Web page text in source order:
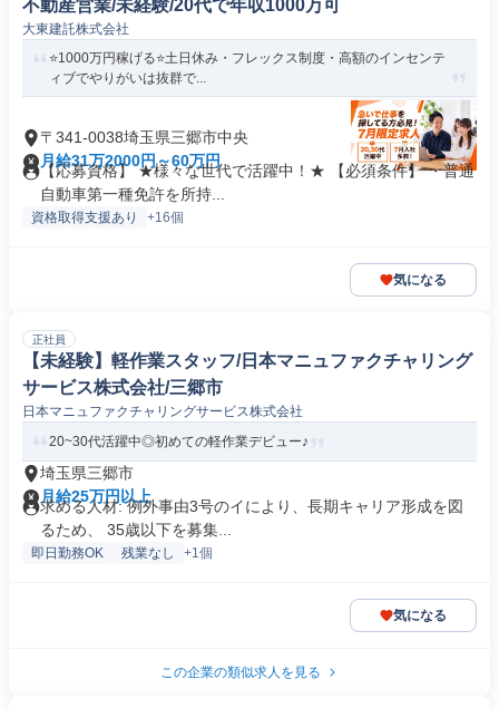
不動産営業/未経験/20代で年収1000万可
大東建託株式会社
⭐️1000万円稼げる⭐️土日休み・フレックス制度・高額のインセンテ
ィブでやりがいは抜群で...
〒341-0038埼玉県三郷市中央
月給31万2000円～60万円
【応募資格】 ★様々な世代で活躍中！★ 【必須条件】 ・普通
自動車第一種免許を所持...
資格取得支援あり +16個
気になる
正社員
【未経験】軽作業スタッフ/日本マニュファクチャリング
サービス株式会社/三郷市
日本マニュファクチャリングサービス株式会社
20~30代活躍中◎初めての軽作業デビュー♪
埼玉県三郷市
月給25万円以上
求める人材: 例外事由3号のイにより、長期キャリア形成を図
るため、 35歳以下を募集...
即日勤務OK 残業なし +1個
気になる
この企業の類似求人を見る